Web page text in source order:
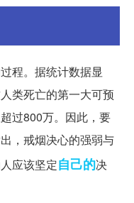
程。据统计数据显
类死亡的第一大可预
过800万。因此，要
，戒烟决心的强弱与
应该坚定自己的决